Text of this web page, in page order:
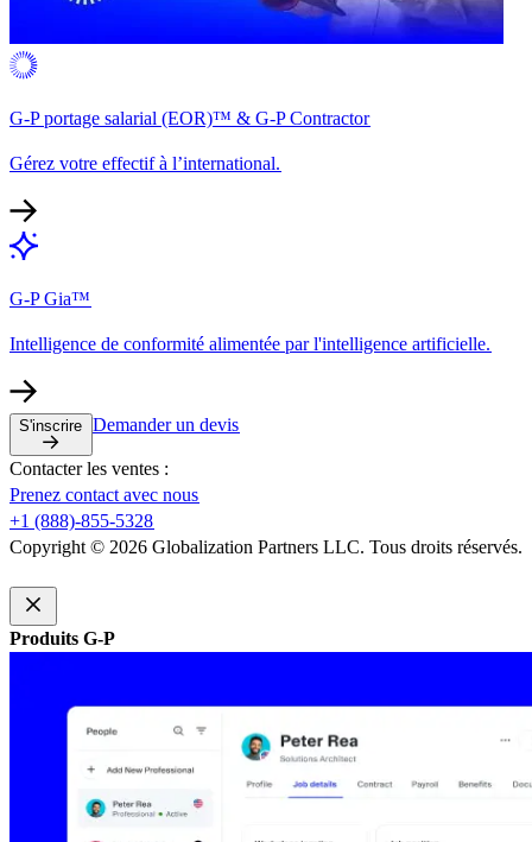
G-P portage salarial (EOR)™ & G-P Contractor​​
Gérez votre effectif à l’international.​​
G-P Gia™​​
Intelligence de conformité alimentée par l'intelligence artificielle.​​
S'inscrire​​ Demander un devis​​
Contacter les ventes :​​
Prenez contact avec nous​​
+1 (888)-855-5328​​
Copyright © 2026 Globalization Partners LLC. Tous droits réservés.​​
Produits G-P​​